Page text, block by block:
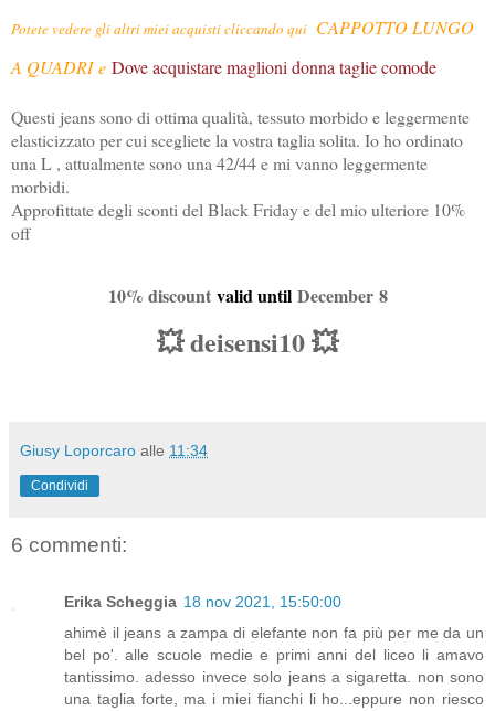
Potete vedere gli altri miei acquisti cliccando qui CAPPOTTO LUNGO
A QUADRIe Dove acquistare maglioni donna taglie comode
Questi jeans sono di ottima qualità, tessuto morbido e leggermente
elasticizzato per cui scegliete la vostra taglia solita. Io ho ordinato
una L , attualmente sono una 42/44 e mi vanno leggermente
morbidi.
Approfittate degli sconti del Black Friday e del mio ulteriore 10%
off
10% discount valid untilDecember8
💥 deisensi10 💥
Giusy Loporcaro alle 11:34
Condividi
6 commenti:
Erika Scheggia 18 nov 2021, 15:50:00
ahimè il jeans a zampa di elefante non fa più per me da un
bel po'. alle scuole medie e primi anni del liceo li amavo
tantissimo. adesso invece solo jeans a sigaretta. non sono
una taglia forte, ma i miei fianchi li ho...eppure non riesco